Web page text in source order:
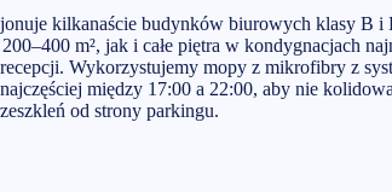
kilkanaście budynków biurowych klasy
m², jak i całe piętra w kondygnacjach
Wykorzystujemy mopy z mikrofibry z
między 17:00 a 22:00, aby nie
od strony parkingu.